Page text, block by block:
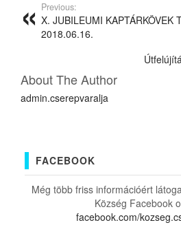
Previous:
X. JUBILEUMI KAPTÁRKÖVEK
2018.06.16.
About The Author
admin.cserepvaralja
FACEBOOK
Még több friss információért
Község Facebook
facebook.com/